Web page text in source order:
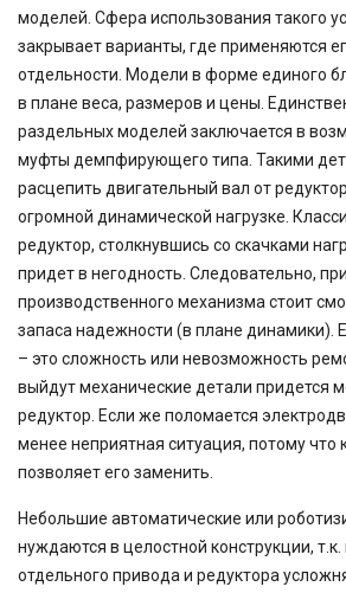
моделей. Сфера использования такого
закрывает варианты, где применяются
отдельности. Модели в форме единого
в плане веса, размеров и цены.
раздельных моделей заключается в
муфты демпфирующего типа. Такими
расцепить двигательный вал от
огромной динамической нагрузке.
редуктор, столкнувшись со скачками
придет в негодность. Следовательно,
производственного механизма стоит
запаса надежности (в плане динамики).
– это сложность или невозможность
выйдут механические детали придется
редуктор. Если же поломается
менее неприятная ситуация, потому что
позволяет его заменить.
Небольшие автоматические или
нуждаются в целостной конструкции,
отдельного привода и редуктора